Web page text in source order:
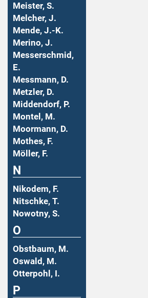
Meister, S.
Melcher, J.
Mende, J.-K.
Merino, J.
Messerschmid,
E.
Messmann, D.
Metzler, D.
Middendorf, P.
Montel, M.
Moormann, D.
Mothes, F.
Möller, F.
N
Nikodem, F.
Nitschke, T.
Nowotny, S.
O
Obstbaum, M.
Oswald, M.
Otterpohl, I.
P